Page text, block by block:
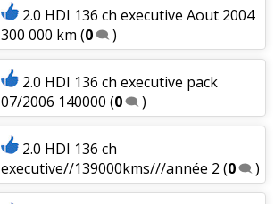
2.0 HDI 136 ch executive Aout 2004
300 000 km (0 )
2.0 HDI 136 ch executive pack
07/2006 140000 (0 )
2.0 HDI 136 ch
executive//139000kms///année 2 (0 )